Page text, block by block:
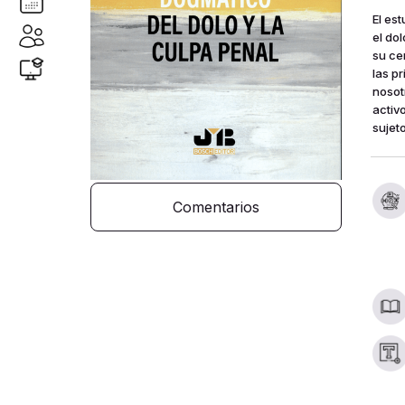
Comentarios
El
el
su
las